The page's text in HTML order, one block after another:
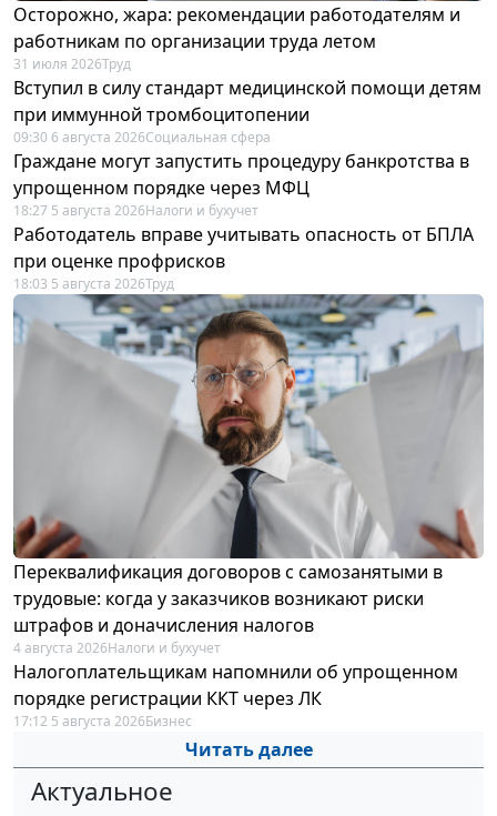
Осторожно, жара: рекомендации работодателям и
работникам по организации труда летом
31 июля 2026Труд
Вступил в силу стандарт медицинской помощи детям
при иммунной тромбоцитопении
09:30 6 августа 2026Социальная сфера
Граждане могут запустить процедуру банкротства в
упрощенном порядке через МФЦ
18:27 5 августа 2026Налоги и бухучет
Работодатель вправе учитывать опасность от БПЛА
при оценке профрисков
18:03 5 августа 2026Труд
Переквалификация договоров с самозанятыми в
трудовые: когда у заказчиков возникают риски
штрафов и доначисления налогов
4 августа 2026Налоги и бухучет
Налогоплательщикам напомнили об упрощенном
порядке регистрации ККТ через ЛК
17:12 5 августа 2026Бизнес
Читать далее
Актуальное